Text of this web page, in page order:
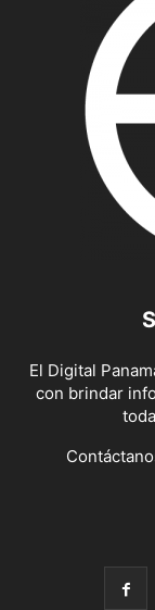
El Digital
con brindar